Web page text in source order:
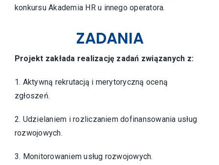
konkursu Akademia HR u innego operatora.
ZADANIA
Projekt zakłada realizację zadań związanych z:
1. Aktywną rekrutacją i merytoryczną oceną
zgłoszeń.
2. Udzielaniem i rozliczaniem dofinansowania usług
rozwojowych.
3. Monitorowaniem usług rozwojowych.